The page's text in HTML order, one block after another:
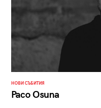
НОВИ СЪБИТИЯ
Paco Osuna